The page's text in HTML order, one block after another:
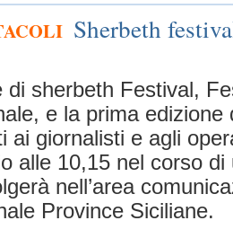
Sherbeth
di sherbeth Festival,
e la prima edizione
ai giornalisti e agli
alle 10,15 nel corso di
nell’area
Province Siciliane.